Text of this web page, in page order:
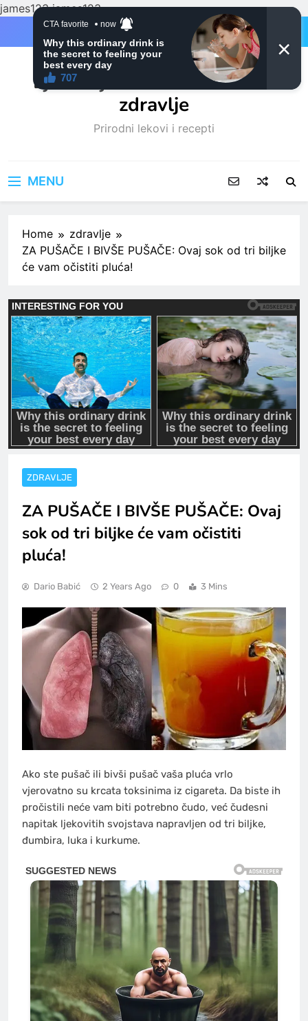
james123james123
Ljubitelji mačaka i Prirodno
zdravlje
Prirodni lekovi i recepti
MENU
Home
zdravlje
ZA PUŠAČE I BIVŠE PUŠAČE: Ovaj sok od tri biljke
će vam očistiti pluća!
ZDRAVLJE
ZA PUŠAČE I BIVŠE PUŠAČE: Ovaj
sok od tri biljke će vam očistiti
pluća!
Dario Babić 2 Years Ago 0 3 Mins
Ako ste pušač ili bivši pušač vaša pluća vrlo
vjerovatno su krcata toksinima iz cigareta. Da biste ih
pročistili neće vam biti potrebno čudo, već čudesni
napitak ljekovitih svojstava napravljen od tri biljke,
đumbira, luka i kurkume.